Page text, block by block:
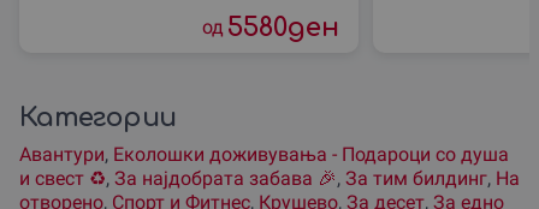
од 5580ден
Категории
Авантури, Еколошки доживувања - Подароци со душа
и свест ♻️, За наjдобрата забава 🎉, За тим билдинг, На
отворено, Спорт и Фитнес, Крушево, За десет, За едно